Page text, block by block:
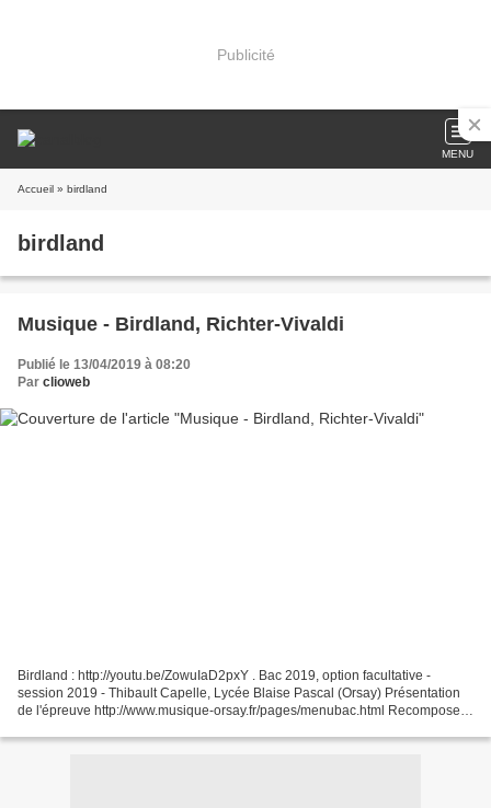
Publicité
MENU
Accueil » birdland
birdland
Musique - Birdland, Richter-Vivaldi
Publié le 13/04/2019 à 08:20
Par clioweb
Birdland : http://youtu.be/ZowuIaD2pxY . Bac 2019, option facultative -
session 2019 - Thibault Capelle, Lycée Blaise Pascal (Orsay) Présentation
de l'épreuve http://www.musique-orsay.fr/pages/menubac.html Recomposed